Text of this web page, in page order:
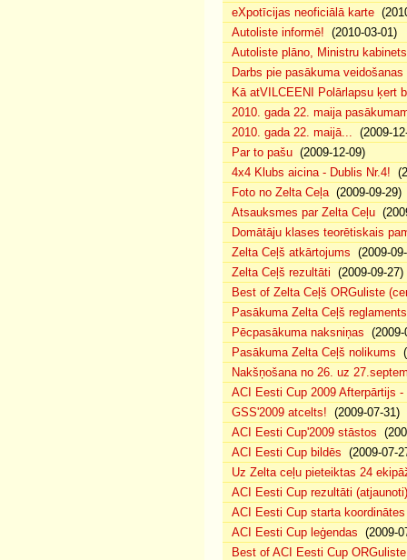
eXpotīcijas neoficiālā karte
Autoliste informē! (2010-03-01)
Autoliste plāno, Ministru
Darbs pie pasākuma
Kā atVILCEENI Polārlapsu ķert
2010. gada 22. maija
2010. gada 22. maijā... (2009-
Par to pašu (2009-12-09)
4x4 Klubs aicina - Dublis Nr.4!
Foto no Zelta Ceļa(2009-09-29)
Atsauksmes par Zelta Ceļu
Domātāju klases teorētiskais
Zelta Ceļš atkārtojums (2009-
Zelta Ceļš rezultāti (2009-09-27)
Best of Zelta Ceļš ORGuliste
Pasākuma Zelta Ceļš reglaments
Pēcpasākuma naksniņas (2009-
Pasākuma Zelta Ceļš nolikums
Nakšņošana no 26. uz
ACI Eesti Cup 2009 Afterpārtijs -
GSS'2009 atcelts! (2009-07-31)
ACI Eesti Cup'2009 stāstos
ACI Eesti Cup bildēs (2009-07-
Uz Zelta ceļu pieteiktas 24
ACI Eesti Cup rezultāti (atjaunoti)
ACI Eesti Cup starta koordinātes
ACI Eesti Cup leģendas (2009-
Best of ACI Eesti Cup